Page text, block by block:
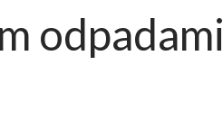
odpadami